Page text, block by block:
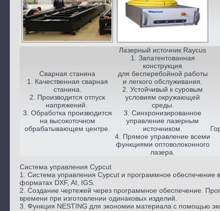
Сварная станина
1. Качественная сварная
станина.
2. Производится отпуск
напряжений.
3. Обработка производится
на высокоточном
обрабатывающем центре.
Лазерный источник Raycus
1. Запатентованная
конструкция
для бесперебойной работы
и легкого обслуживания.
2. Устойчивый к суровым
условиям окружающей
среды.
3. Синхронизированное
управление лазерным
источником.
4. Прямое управление всеми
функциями оптоволоконного
лазера.
Система управления Cypcut
1. Система управления Cypcut и программное
форматах DXF, AI, IGS.
2. Создание чертежей через программное обеспечение.
времени при изготовлении одинаковых изделий.
3. Функция NESTING для экономии материала с помощью